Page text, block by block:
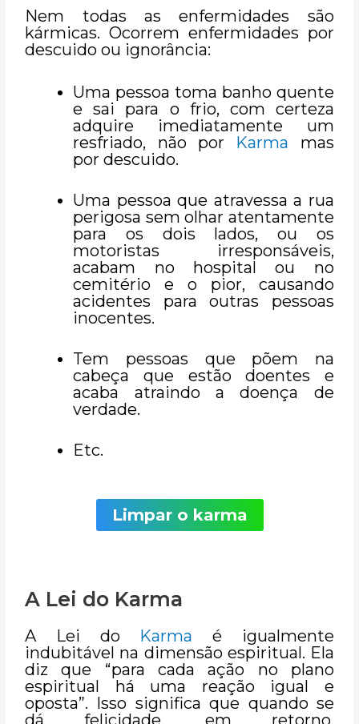
Nem todas as enfermidades são
kármicas. Ocorrem enfermidades por
descuido ou ignorância:
Uma pessoa toma banho quente
e sai para o frio, com certeza
adquire imediatamente um
resfriado, não por Karma mas
por descuido.
Uma pessoa que atravessa a rua
perigosa sem olhar atentamente
para os dois lados, ou os
motoristas irresponsáveis,
acabam no hospital ou no
cemitério e o pior, causando
acidentes para outras pessoas
inocentes.
Tem pessoas que põem na
cabeça que estão doentes e
acaba atraindo a doença de
verdade.
Etc.
Limpar o karma
A Lei do Karma
A Lei do Karma é igualmente
indubitável na dimensão espiritual. Ela
diz que “para cada ação no plano
espiritual há uma reação igual e
oposta”. Isso significa que quando se
dá felicidade, em retorno,